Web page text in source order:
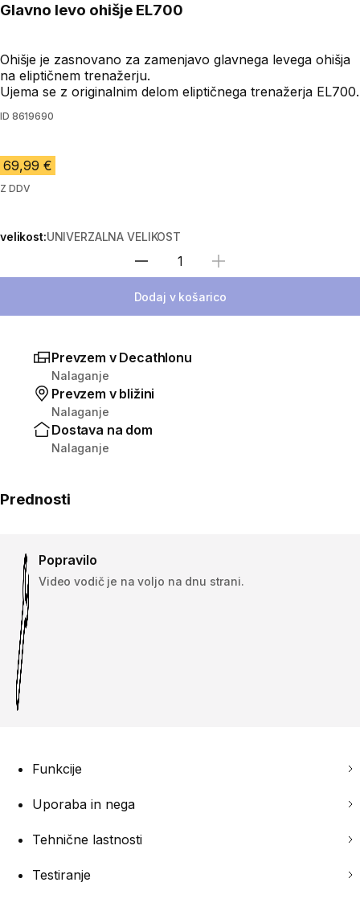
Glavno levo ohišje EL700
Ohišje je zasnovano za zamenjavo glavnega levega ohišja
na eliptičnem trenažerju.
Ujema se z originalnim delom eliptičnega trenažerja EL700.
ID 8619690
69,99 €
Z DDV
velikost:UNIVERZALNA VELIKOST
Izberite količino
Dodaj v košarico
Prevzem v Decathlonu
Nalaganje
Prevzem v bližini
Nalaganje
Dostava na dom
Nalaganje
Prednosti
Popravilo
Video vodič je na voljo na dnu strani.
Funkcije
Uporaba in nega
Tehnične lastnosti
Testiranje